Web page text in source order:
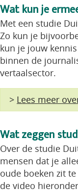
Wat kun je
Met een studie
Zo kun je
kun je jouw
binnen de
vertaalsector.
> Lees meer
Wat zeggen
Over de studie
mensen dat je
oude boeken zit
de video